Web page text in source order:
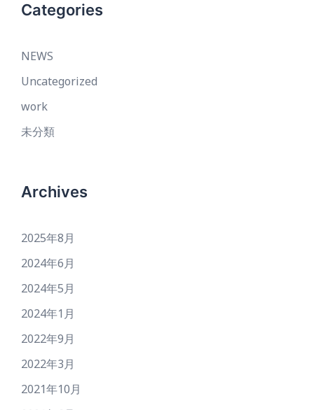
Categories
NEWS
Uncategorized
work
未分類
Archives
2025年8月
2024年6月
2024年5月
2024年1月
2022年9月
2022年3月
2021年10月